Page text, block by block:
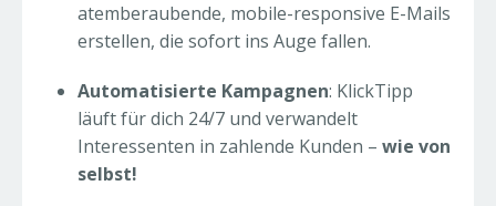
atemberaubende, mobile-responsive E-Mails
erstellen, die sofort ins Auge fallen.
Automatisierte Kampagnen: KlickTipp
läuft für dich 24/7 und verwandelt
Interessenten in zahlende Kunden – wie von
selbst!